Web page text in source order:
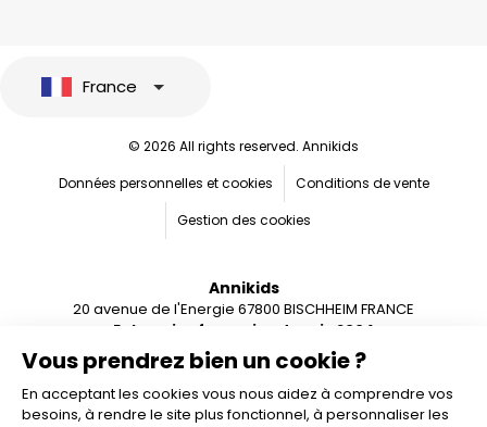
Vous prendrez bien un cookie ?
En acceptant les cookies vous nous aidez à comprendre vos
besoins, à rendre le site plus fonctionnel, à personnaliser les
France
© 2026 All rights reserved. Annikids
Données personnelles et cookies
Conditions de vente
Gestion des cookies
Annikids
20 avenue de l'Energie 67800 BISCHHEIM FRANCE
Entreprise française depuis 2004